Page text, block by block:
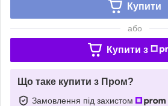
Купити
або
Купити з
Що таке купити з Пром?
Замовлення під захистом